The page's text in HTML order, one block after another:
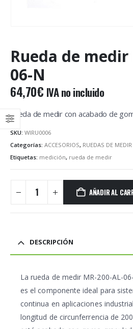
Rueda de medir
06-N
64,70€ IVA no incluido
Rueda de medir con acabado de
SKU: WIRU0006
Categorías: ACCESORIOS, RUEDAS DE MEDIR
Etiquetas: medición, rueda de medir
AÑADIR AL
DESCRIPCIÓN
Larueda de medir MR-200-AL-
es el componente ideal para
continua en aplicaciones
longitud de circunferrencia de